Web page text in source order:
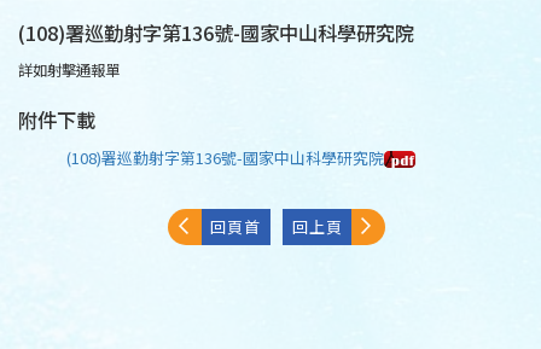
(108)署巡勤射字第136號-國家中山科學研究院
詳如射擊通報單
附件下載
(108)署巡勤射字第136號-國家中山科學研究院
回頁首 回上頁